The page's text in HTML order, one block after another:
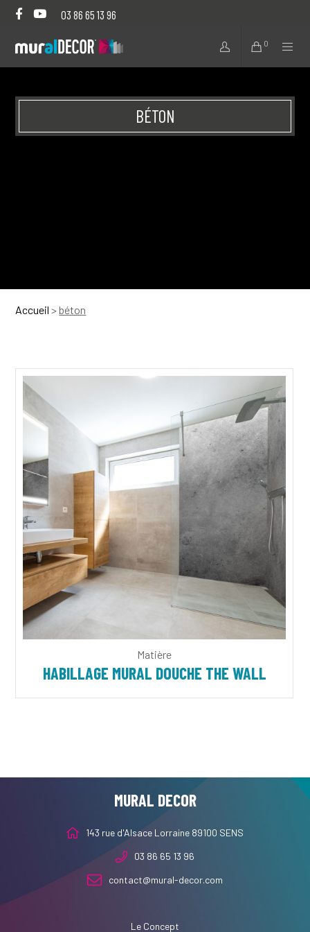
03 86 65 13 96
0
BÉTON
Accueil >béton
Matière
HABILLAGE MURAL DOUCHE THE WALL
MURAL DECOR
143 rue d'Alsace Lorraine 89100 SENS
03 86 65 13 96
contact@mural-decor.com
Le Concept